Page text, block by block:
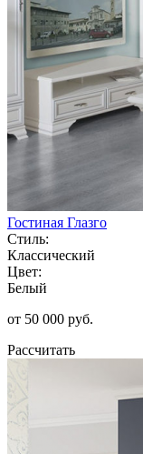
Гостиная Глазго
Стиль:
Классический
Цвет:
Белый
от 50 000 руб.
Рассчитать